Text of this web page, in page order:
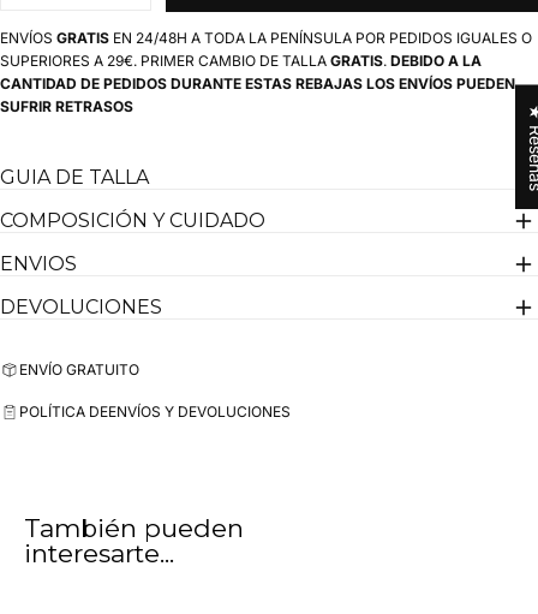
para
Cinturón
Elastico
Verde
Kaki
cantidad
para
Cinturón
Elastico
Verde
Kaki
ENVÍOS GRATIS EN 24/48H A TODA LA PENÍNSULA POR PEDIDOS IGUALES O
SUPERIORES A 29€. PRIMER CAMBIO DE TALLA GRATIS. DEBIDO A LA
CANTIDAD DE PEDIDOS DURANTE ESTAS REBAJAS LOS ENVÍOS PUEDEN
SUFRIR RETRASOS
GUIA DE TALLA
COMPOSICIÓN Y CUIDADO
ENVIOS
DEVOLUCIONES
ENVÍO GRATUITO
POLÍTICA DEENVÍOS Y DEVOLUCIONES
También pueden
interesarte...
★